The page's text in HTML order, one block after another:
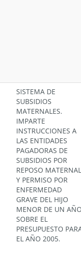
SISTEMA DE
SUBSIDIOS
MATERNALES.
IMPARTE
INSTRUCCIONES A
LAS ENTIDADES
PAGADORAS DE
SUBSIDIOS POR
REPOSO MATERNAL
Y PERMISO POR
ENFERMEDAD
GRAVE DEL HIJO
MENOR DE UN
SOBRE EL
PRESUPUESTO
EL AÑO 2005.